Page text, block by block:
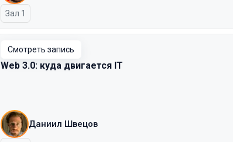
Зал 1
Смотреть запись
Web 3.0: куда двигается IT
Даниил Швецов